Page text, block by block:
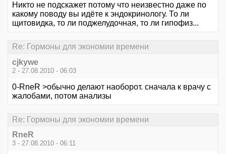
Никто не подскажет потому что неизвестно даже по
какому поводу вы идёте к эндокринологу. То ли
щитовидка, то ли поджелудочная, то ли гипофиз...
Re: Гормоны для экономии времени
cjkywe
2 - 27.08.2010 - 06:03
0-RneR >обычно делают наоборот. сначала к врачу с
жалобами, потом анализы
Re: Гормоны для экономии времени
RneR
3 - 27.08.2010 - 06:11